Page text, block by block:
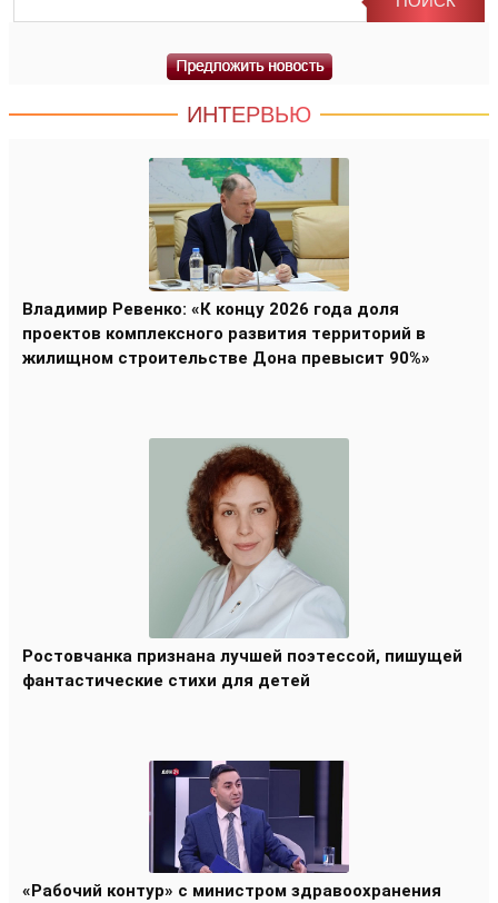
ИНТЕРВЬЮ
Владимир Ревенко: «К концу 2026 года доля
проектов комплексного развития территорий в
жилищном строительстве Дона превысит 90%»
Ростовчанка признана лучшей поэтессой, пишущей
фантастические стихи для детей
«Рабочий контур» с министром здравоохранения